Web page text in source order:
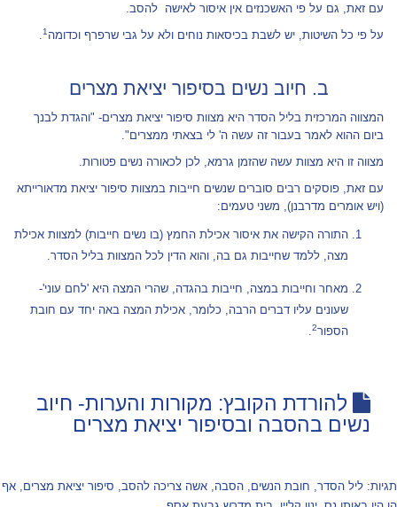
עם זאת, גם על פי האשכנזים אין איסור לאישה להסב.
על פי כל השיטות, יש לשבת בכיסאות נוחים ולא על גבי שרפרף וכדומה 1
.
ב. חיוב נשים בסיפור יציאת מצרים
המצווה המרכזית בליל הסדר היא מצוות סיפור יציאת מצרים- "והגדת לבנך
ביום ההוא לאמר בעבור זה עשה ה' לי בצאתי ממצרים".
מצווה זו היא מצוות עשה שהזמן גרמא, לכן לכאורה נשים פטורות.
עם זאת, פוסקים רבים סוברים שנשים חייבות במצוות סיפור יציאת מדאורייתא
(ויש אומרים מדרבנן), משני טעמים:
התורה הקישה את איסור אכילת החמץ (בו נשים חייבות) למצוות אכילת
מצה, ללמד שחייבות גם בה, והוא הדין לכל המצוות בליל הסדר.
מאחר וחייבות במצה, חייבות בהגדה, שהרי המצה היא 'לחם עוני'-
שעונים עליו דברים הרבה, כלומר, אכילת המצה באה יחד עם חובת
הספור2
.
להורדת הקובץ: מקורות והערות- חיוב
נשים בהסבה ובסיפור יציאת מצרים
תגיות: ליל הסדר, חובת הנשים, הסבה, אשה צריכה להסב, סיפור יציאת מצרים, אף